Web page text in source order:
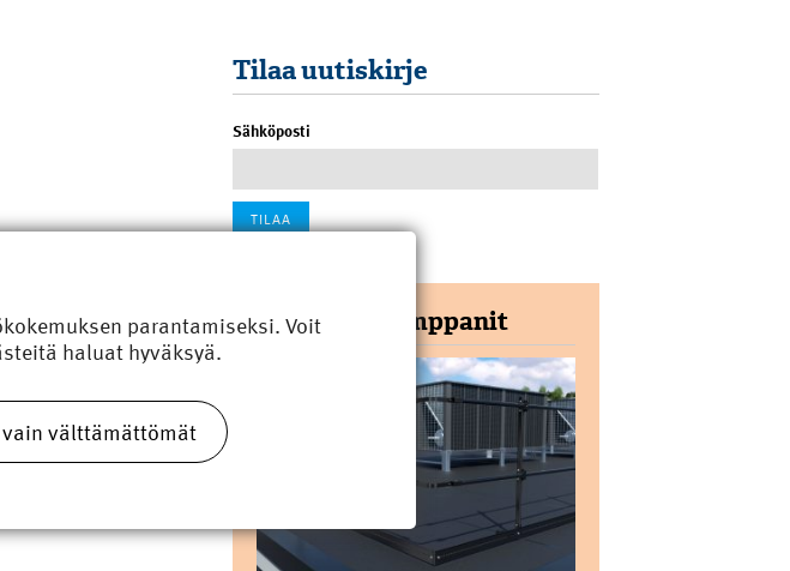
4. jakso 29.–
Tilaa uutiskirje
Sähköposti
Yhteistyökumppanit
parantamiseksi. Voit
haluat hyväksyä.
vain välttämättömät